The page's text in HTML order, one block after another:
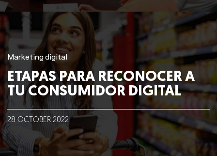
Marketing digital
ETAPAS PARA RECONOCER A
TU CONSUMIDOR DIGITAL
28 OCTOBER 2022